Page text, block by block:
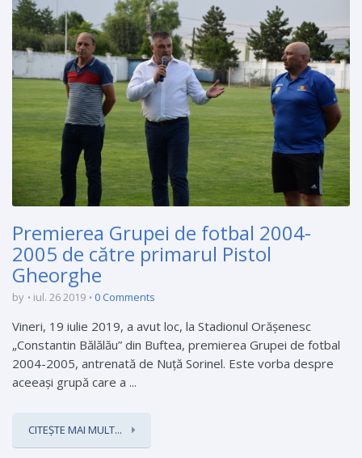
Premierea Grupei de fotbal 2004-
2005 de către primarul Pistol
Gheorghe
by iul. 26 2019 0 Comments
Vineri, 19 iulie 2019, a avut loc, la Stadionul Orășenesc
„Constantin Bălălău” din Buftea, premierea Grupei de fotbal
2004-2005, antrenată de Nuță Sorinel. Este vorba despre
aceeași grupă care a ...
CITEȘTE MAI MULT...